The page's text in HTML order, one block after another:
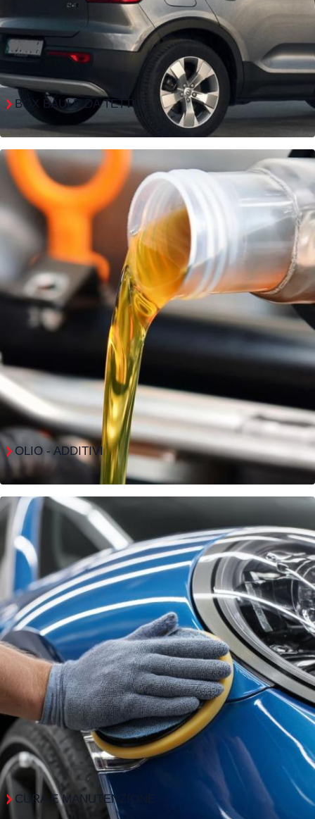
BOX BAULE DA TETTO
OLIO - ADDITIVI
CURA E MANUTENZIONE